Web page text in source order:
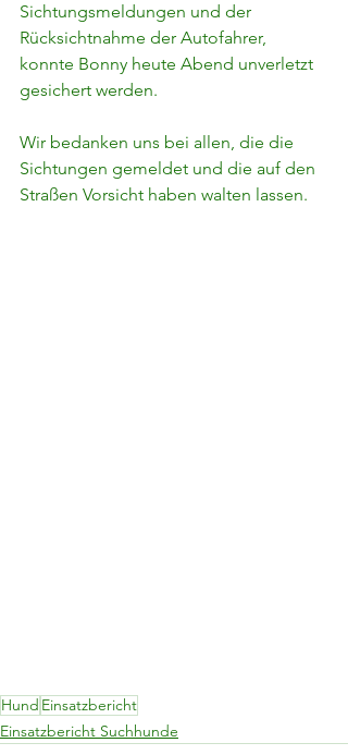
Sichtungsmeldungen und der
Rücksichtnahme der Autofahrer,
konnte Bonny heute Abend unverletzt
gesichert werden.
Wir bedanken uns bei allen, die die
Sichtungen gemeldet und die auf den
Straßen Vorsicht haben walten lassen.
Hund Einsatzbericht
Einsatzbericht Suchhunde